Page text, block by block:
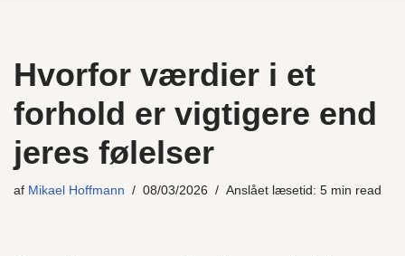
Hvorfor værdier i et
forhold er vigtigere end
jeres følelser
af Mikael Hoffmann 08/03/2026 Anslået læsetid: 5 min read